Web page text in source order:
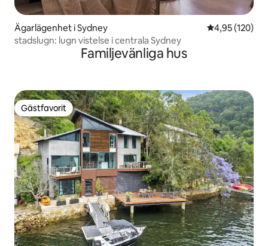
Ägarlägenhet i Sydney 4,95 av 5 i
4,95 (120)
stadslugn: lugn vistelse i centrala Sydney
Familjevänliga hus
Gästfavorit
Gästfavorit